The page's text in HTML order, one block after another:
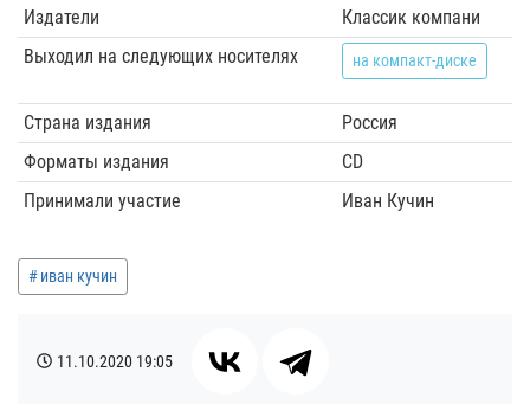
Издатели
Классик компани
Выходил на следующих носителях
на компакт-диске
Страна издания
Россия
Форматы издания
CD
Принимали участие
Иван Кучин
иван кучин
11.10.2020 19:05